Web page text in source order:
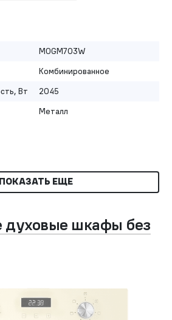
MOGM703W
Комбинированное
Вт
2045
Металл
ПОКАЗАТЬ ЕЩЕ
духовые шкафы без